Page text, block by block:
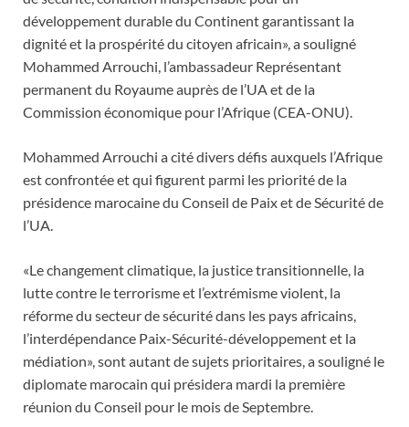
développement durable du Continent garantissant la
dignité et la prospérité du citoyen africain», a souligné
Mohammed Arrouchi, l’ambassadeur Représentant
permanent du Royaume auprès de l’UA et de la
Commission économique pour l’Afrique (CEA-ONU).
Mohammed Arrouchi a cité divers défis auxquels l’Afrique
est confrontée et qui figurent parmi les priorité de la
présidence marocaine du Conseil de Paix et de Sécurité de
l’UA.
«Le changement climatique, la justice transitionnelle, la
lutte contre le terrorisme et l’extrémisme violent, la
réforme du secteur de sécurité dans les pays africains,
l’interdépendance Paix-Sécurité-développement et la
médiation», sont autant de sujets prioritaires, a souligné le
diplomate marocain qui présidera mardi la première
réunion du Conseil pour le mois de Septembre.